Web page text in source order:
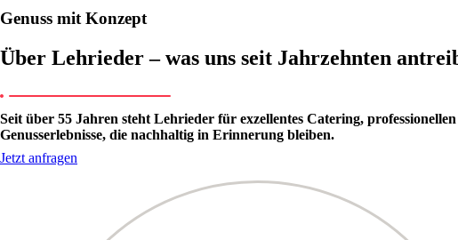
Genuss mit Konzept
Über Lehrieder – was uns seit Jahrzehnten
Seit über 55 Jahren steht Lehrieder für exzellentes Catering,
Genusserlebnisse, die nachhaltig in Erinnerung bleiben.
Jetzt anfragen